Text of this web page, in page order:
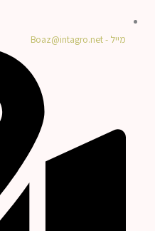
מייל - Boaz@intagro.net